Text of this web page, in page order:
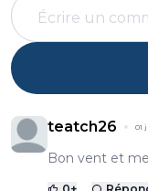
teatch26 01
Bon vent et